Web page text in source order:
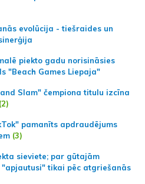
evolūcija - tiešraides un
piekto gadu norisināsies
"Beach Games Liepaja"
Slam" čempiona titulu izcīna
(2)
pamanīts apdraudējums
(3)
sieviete; par gūtajām
tikai pēc atgriešanās